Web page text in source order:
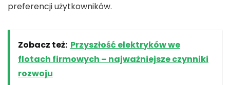
preferencji użytkowników.
Zobacz też: Przyszłość elektryków we
flotach firmowych – najważniejsze czynniki
rozwoju